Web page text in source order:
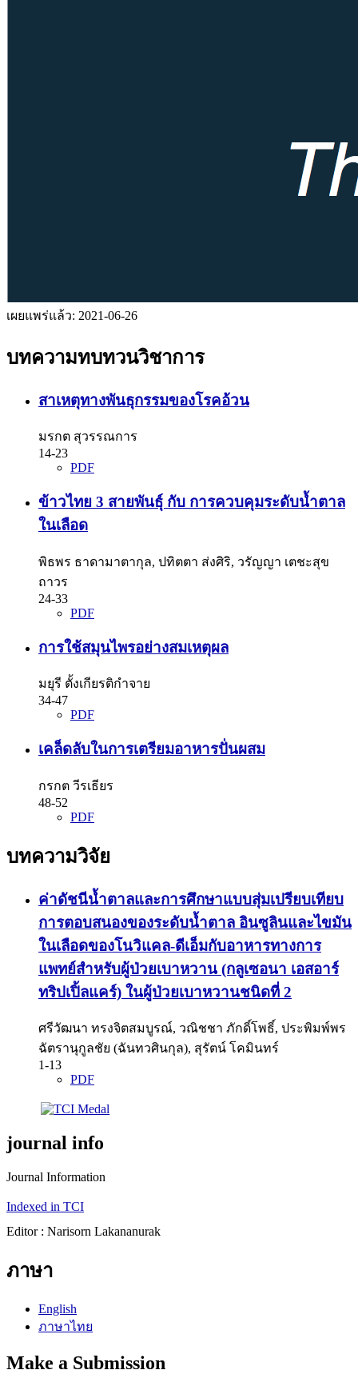
เผยแพร่แล้ว: 2021-06-26
บทความทบทวนวิชาการ
สาเหตุทางพันธุกรรมของโรคอ้วน
มรกต สุวรรณการ
14-23
PDF
ข้าวไทย 3 สายพันธุ์ กับ การควบคุมระดับน้ำตาล
ในเลือด
พิธพร ธาดามาตากุล, ปทิตตา ส่งศิริ, วรัญญา เตชะสุข
ถาวร
24-33
PDF
การใช้สมุนไพรอย่างสมเหตุผล
มยุรี ตั้งเกียรติกำจาย
34-47
PDF
เคล็ดลับในการเตรียมอาหารปั่นผสม
กรกต วีรเธียร
48-52
PDF
บทความวิจัย
ค่าดัชนีน้ำตาลและการศึกษาแบบสุ่มเปรียบเทียบ
การตอบสนองของระดับน้ำตาล อินซูลินและไขมัน
ในเลือดของโนวิแคล-ดีเอ็มกับอาหารทางการ
แพทย์สำหรับผู้ป่วยเบาหวาน (กลูเซอนา เอสอาร์
ทริปเปิ้ลแคร์) ในผู้ป่วยเบาหวานชนิดที่ 2
ศรีวัฒนา ทรงจิตสมบูรณ์, วณิชชา ภักดิ์โพธิ์, ประพิมพ์พร
ฉัตรานุกูลชัย (ฉันทวศินกุล), สุรัตน์ โคมินทร์
1-13
PDF
journal info
Journal Information
Indexed in TCI
Editor : Narisorn Lakananurak
ภาษา
English
ภาษาไทย
Make a Submission